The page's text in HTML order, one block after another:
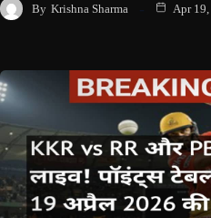
By Krishna Sharma Apr